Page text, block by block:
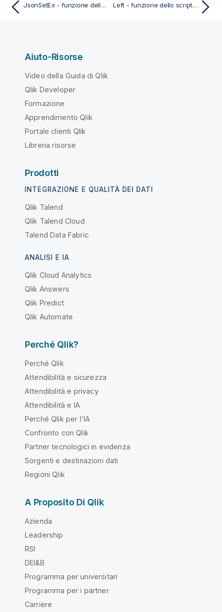
JsonSetEx - funzione dello script e del grafico Left - funzione dello script e del grafico
Aiuto-Risorse
Video della Guida di Qlik
Qlik Developer
Formazione
Apprendimento Qlik
Portale clienti Qlik
Libreria risorse
Prodotti
INTEGRAZIONE E QUALITÀ DEI DATI
Qlik Talend
Qlik Talend Cloud
Talend Data Fabric
ANALISI E IA
Qlik Cloud Analytics
Qlik Answers
Qlik Predict
Qlik Automate
Perché Qlik?
Perché Qlik
Attendibilità e sicurezza
Attendibilità e privacy
Attendibilità e IA
Perché Qlik per l'IA
Confronto con Qlik
Partner tecnologici in evidenza
Sorgenti e destinazioni dati
Regioni Qlik
A Proposito Di Qlik
Azienda
Leadership
RSI
DEI&B
Programma per universitari
Programma per i partner
Carriere